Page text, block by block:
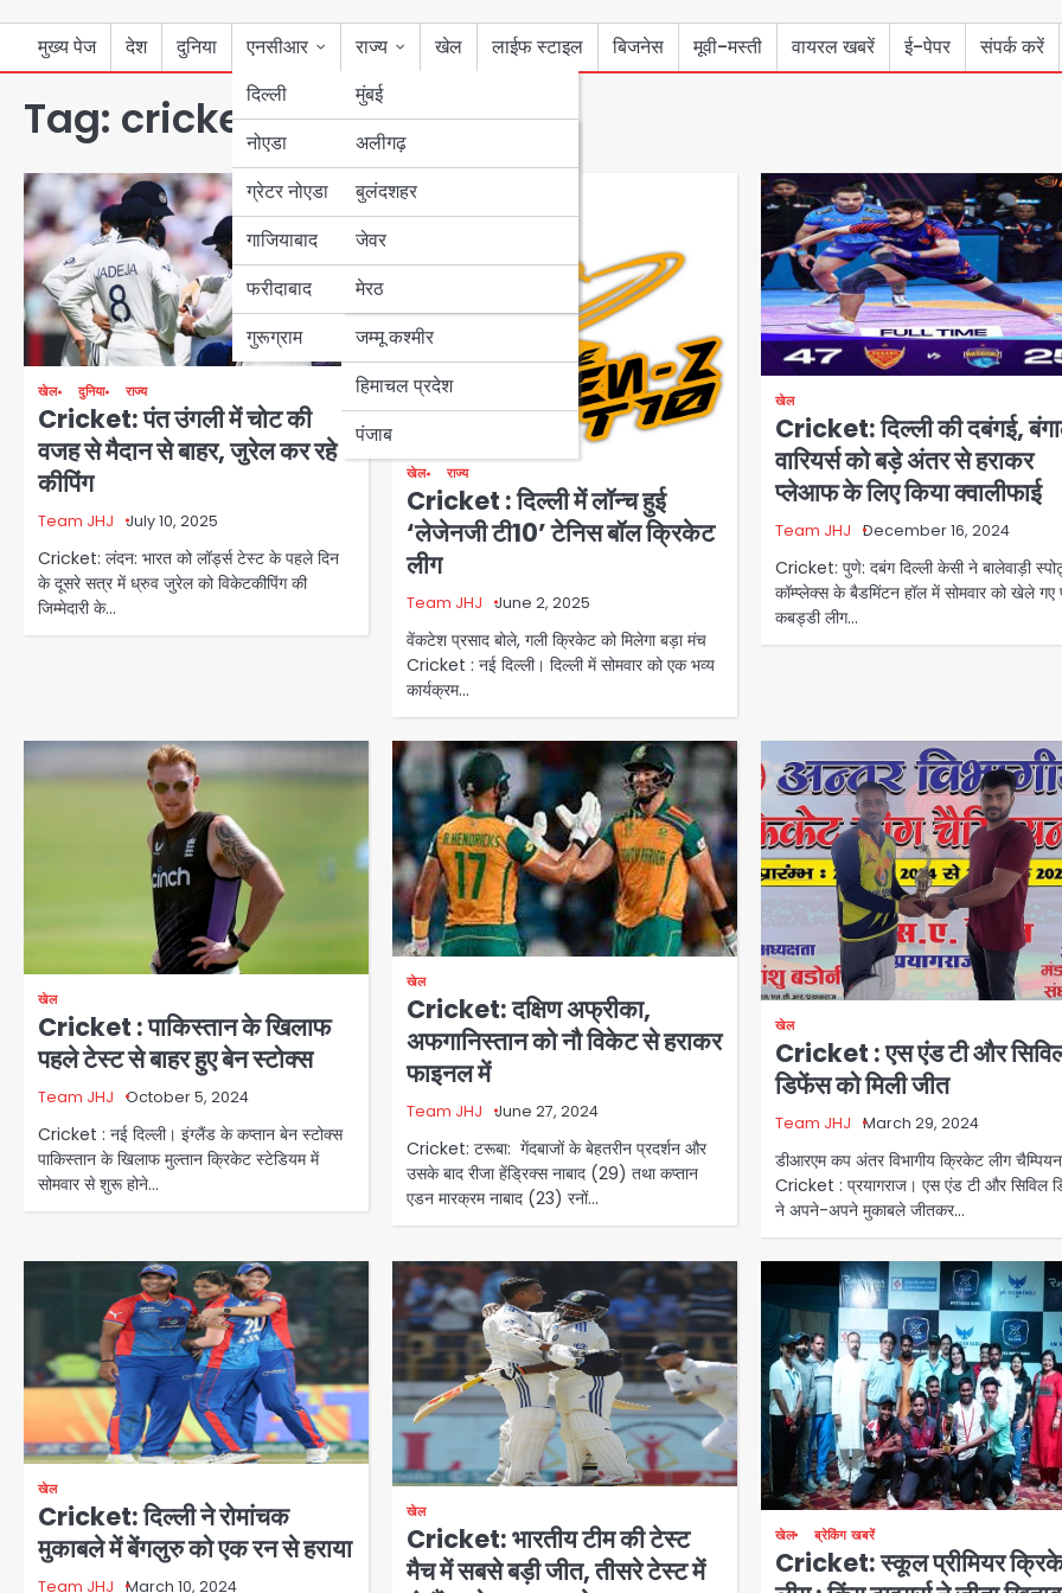
मुख्य पेज देश दुनिया
एनसीआर
दिल्ली
नोएडा
ग्रेटर नोएडा
गाजियाबाद
फरीदाबाद
गुरूग्राम
राज्य
मुंबई
उत्तर प्रदेश
अलीगढ़
बुलंदशहर
जेवर
मेरठ
बिहार
पंजाब
हरियाणा
जम्मू कश्मीर
हिमाचल प्रदेश
पंजाब
खेल लाईफ स्टाइल बिजनेस मूवी-मस्ती वायरल खबरें ई-पेपर संपर्क करें
Tag: cricket
खेल दुनिया राज्य
Cricket: पंत उंगली में चोट की
वजह से मैदान से बाहर, जुरेल कर रहे
कीपिंग
Team JHJ July 10, 2025
Cricket: लंदन: भारत को लॉर्ड्स टेस्ट के पहले दिन
के दूसरे सत्र में ध्रुव जुरेल को विकेटकीपिंग की
जिम्मेदारी के…
खेल राज्य
Cricket : दिल्ली में लॉन्च हुई
‘लेजेनजी टी10’ टेनिस बॉल क्रिकेट
लीग
Team JHJ June 2, 2025
वेंकटेश प्रसाद बोले, गली क्रिकेट को मिलेगा बड़ा मंच
Cricket : नई दिल्ली। दिल्ली में सोमवार को एक भव्य
कार्यक्रम…
खेल
Cricket: दिल्ली की दबंगई,
वारियर्स को बड़े अंतर से हराकर
प्लेआफ के लिए किया क्वालीफाई
Team JHJ December 16, 2024
Cricket: पुणे: दबंग दिल्ली केसी ने बालेवाड़ी
कॉम्प्लेक्स के बैडमिंटन हॉल में सोमवार को खेले गए
कबड्डी लीग…
खेल
Cricket : पाकिस्तान के खिलाफ
पहले टेस्ट से बाहर हुए बेन स्टोक्स
Team JHJ October 5, 2024
Cricket : नई दिल्ली। इंग्लैंड के कप्तान बेन स्टोक्स
पाकिस्तान के खिलाफ मुल्तान क्रिकेट स्टेडियम में
सोमवार से शुरू होने…
खेल
Cricket: दक्षिण अफ्रीका,
अफगानिस्तान को नौ विकेट से हराकर
फाइनल में
Team JHJ June 27, 2024
Cricket: टरूबा: गेंदबाजों के बेहतरीन प्रदर्शन और
उसके बाद रीजा हेंड्रिक्स नाबाद (29) तथा कप्तान
एडन मारक्रम नाबाद (23) रनों…
खेल
Cricket : एस एंड टी और
डिफेंस को मिली जीत
Team JHJ March 29, 2024
डीआरएम कप अंतर विभागीय क्रिकेट लीग
Cricket : प्रयागराज। एस एंड टी और सिविल
ने अपने-अपने मुकाबले जीतकर…
खेल
Cricket: दिल्ली ने रोमांचक
मुकाबले में बेंगलुरु को एक रन से हराया
Team JHJ March 10, 2024
खेल
Cricket: भारतीय टीम की टेस्ट
मैच में सबसे बड़ी जीत, तीसरे टेस्ट में
खेल ब्रेकिंग खबरें
Cricket: स्कूल प्रीमियर